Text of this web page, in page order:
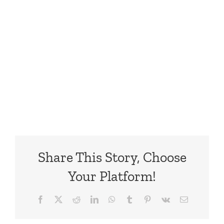
Share This Story, Choose
Your Platform!
Facebook RedditLinkedInWhatsApp
Tumblr Pinterest
Vk Email